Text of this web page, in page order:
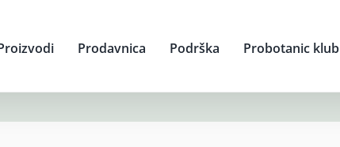
Prodavnica Podrška Probotanic klub